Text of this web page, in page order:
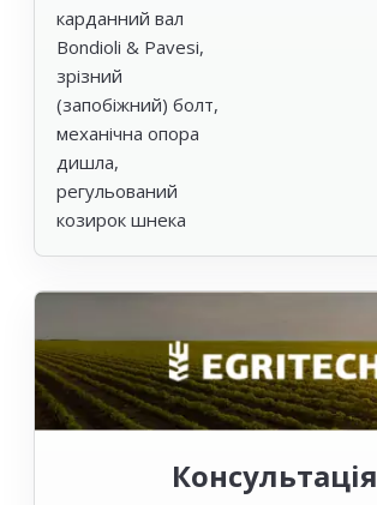
карданний вал
Bondioli & Pavesi,
зрізний
(запобіжний) болт,
механічна опора
дишла,
регульований
козирок шнека
Консультація